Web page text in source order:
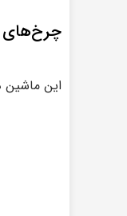
چرخ‌های
این ماشین